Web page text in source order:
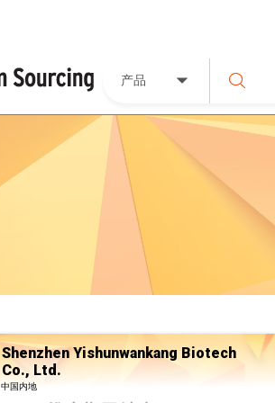
产品
Shenzhen Yishunwankang Biotech
Co., Ltd.
中国内地